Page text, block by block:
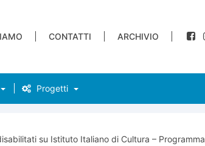
CONTATTI ARCHIVIO
Progetti
su Istituto Italiano di Cultura – Programma